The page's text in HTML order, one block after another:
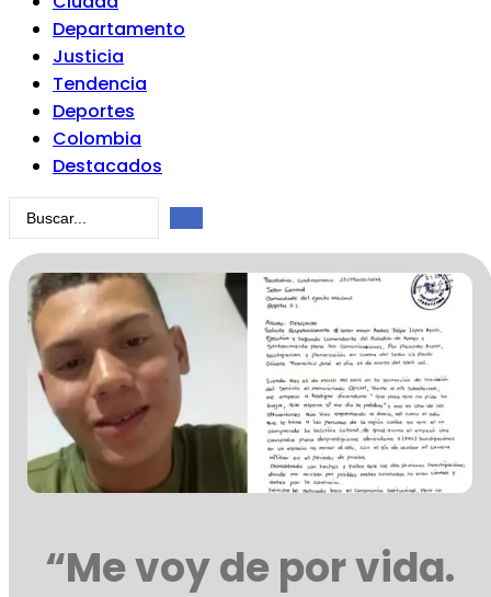
Departamento
Justicia
Tendencia
Deportes
Colombia
Destacados
Search
“Me voy de por vida.